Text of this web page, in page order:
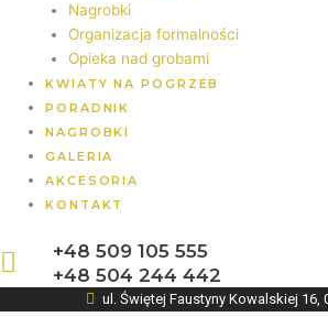
Nagrobki
Organizacja formalności
Opieka nad grobami
KWIATY NA POGRZEB
PORADNIK
NAGROBKI
GALERIA
AKCESORIA
KONTAKT
+48 509 105 555
+48 504 244 442
ul. Świętej Faustyny Kowalskiej 16,